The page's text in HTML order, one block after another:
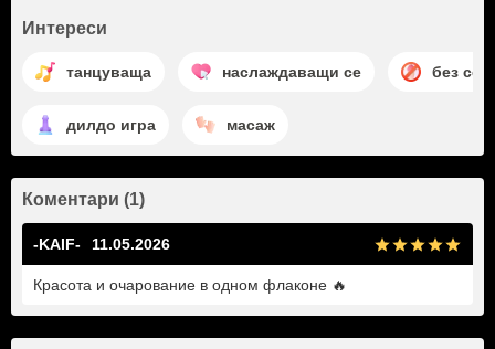
Интереси
танцуваща наслаждаващи се без
дилдо игра масаж
Коментари (1)
-KAIF- 11.05.2026
Красота и очарование в одном флаконе 🔥